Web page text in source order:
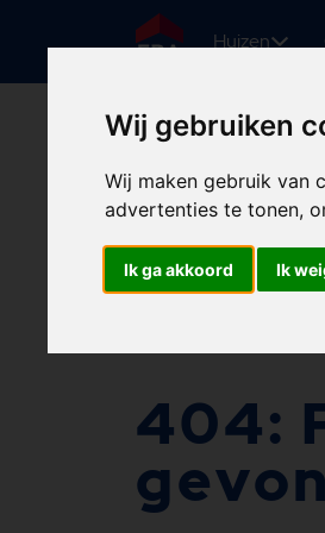
Wij gebruiken
Wij maken gebruik van
advertenties te tonen,
Ik ga akkoord Ik
Huizen
404: